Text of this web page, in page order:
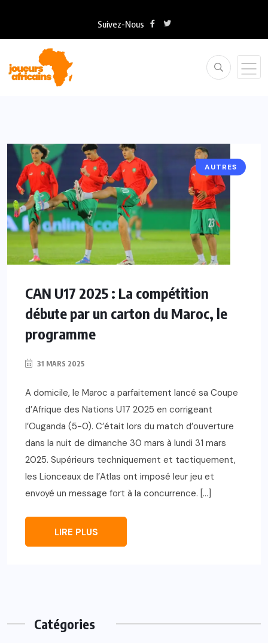
Suivez-Nous
AUTRES
CAN U17 2025 : La compétition
débute par un carton du Maroc, le
programme
31 MARS 2025
A domicile, le Maroc a parfaitement lancé sa Coupe
d’Afrique des Nations U17 2025 en corrigeant
l’Ouganda (5-0). C’était lors du match d’ouverture
dans la nuit de dimanche 30 mars à lundi 31 mars
2025. Supérieurs techniquement et tactiquement,
les Lionceaux de l’Atlas ont imposé leur jeu et
envoyé un message fort à la concurrence. […]
LIRE PLUS
Catégories